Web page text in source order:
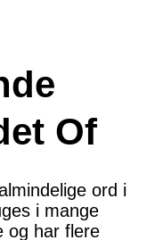
Of
ord i
i mange
og har flere